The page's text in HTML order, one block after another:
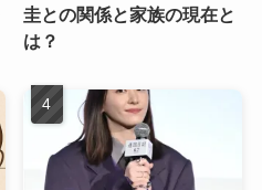
圭との関係と家族の現在と
は？